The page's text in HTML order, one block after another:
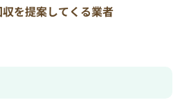
を提案してくる業者